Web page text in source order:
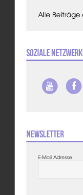
Alle Beiträge
Soziale
Newsletter
E-Mail Adresse